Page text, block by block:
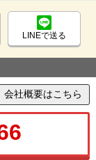
LINEで送る
会社概要はこちら